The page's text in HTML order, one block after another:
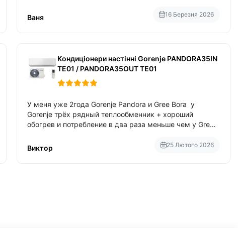
температури
Ваня 16 Березня 2026
Кондиціонери настінні Gorenje PANDORA35IN
TE01 / PANDORA35OUT TE01
У меня уже 2года Gorenje Pandora и Gree Bora у
Gorenje трёх рядный теплообменник + хороший
обогрев и потребление в два раза меньше чем у Gree
малолитражка с паркетником ре
Виктор 25 Лютого 2026